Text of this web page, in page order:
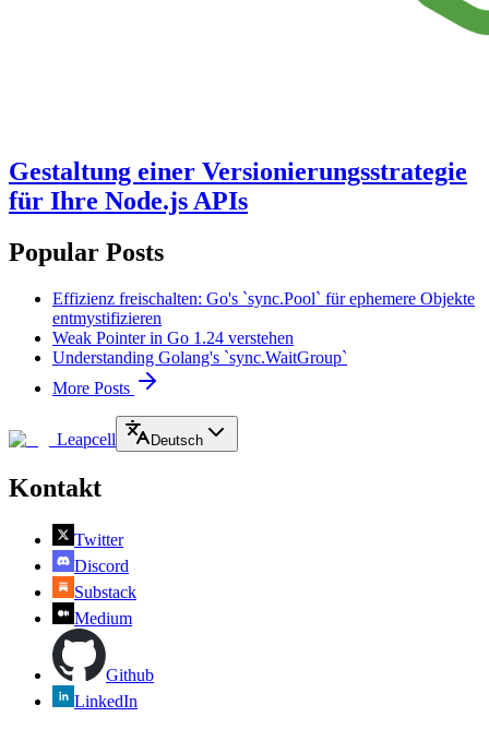
Gestaltung einer Versionierungsstrategie
für Ihre Node.js APIs
Popular Posts
Effizienz freischalten: Go's `sync.Pool` für ephemere Objekte
entmystifizieren
Weak Pointer in Go 1.24 verstehen
Understanding Golang's `sync.WaitGroup`
More Posts
Leapcell Deutsch
Kontakt
Twitter
Discord
Substack
Medium
Github
LinkedIn